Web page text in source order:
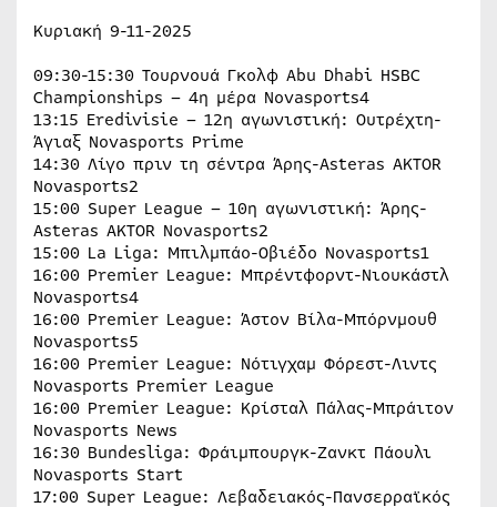
Κυριακή 9-11-2025
09:30-15:30 Τουρνουά Γκολφ Abu Dhabi HSBC
Championships – 4η μέρα Novasports4
13:15 Eredivisie – 12η αγωνιστική: Ουτρέχτη-
Άγιαξ Novasports Prime
14:30 Λίγο πριν τη σέντρα Άρης-Asteras AKTOR
Novasports2
15:00 Super League – 10η αγωνιστική: Άρης-
Asteras AKTOR Novasports2
15:00 La Liga: Μπιλμπάο-Οβιέδο Novasports1
16:00 Premier League: Μπρέντφορντ-Νιουκάστλ
Novasports4
16:00 Premier League: Άστον Βίλα-Μπόρνμουθ
Novasports5
16:00 Premier League: Νότιγχαμ Φόρεστ-Λιντς
Novasports Premier League
16:00 Premier League: Κρίσταλ Πάλας-Μπράιτον
Novasports News
16:30 Bundesliga: Φράιμπουργκ-Ζανκτ Πάουλι
Novasports Start
17:00 Super League: Λεβαδειακός-Πανσερραϊκός